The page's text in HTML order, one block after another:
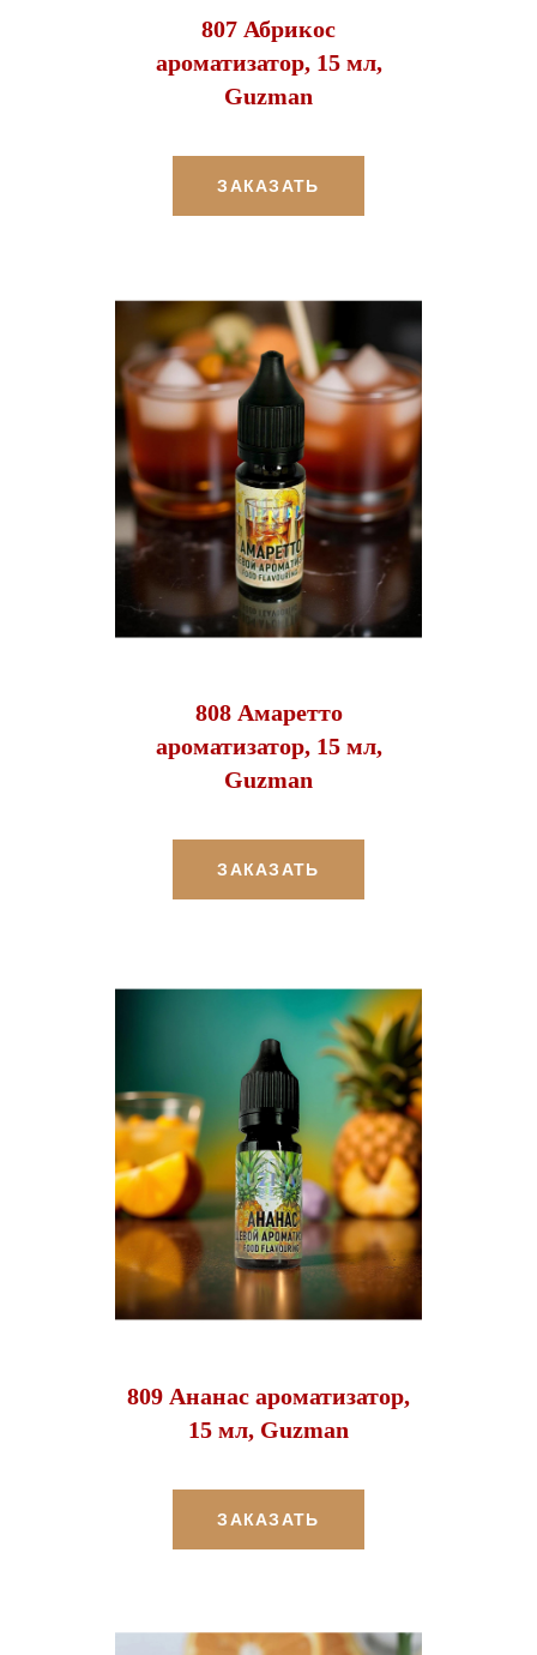
807 Абрикос
ароматизатор, 15 мл,
Guzman
ЗАКАЗАТЬ
808 Амаретто
ароматизатор, 15 мл,
Guzman
ЗАКАЗАТЬ
809 Ананас ароматизатор,
15 мл, Guzman
ЗАКАЗАТЬ